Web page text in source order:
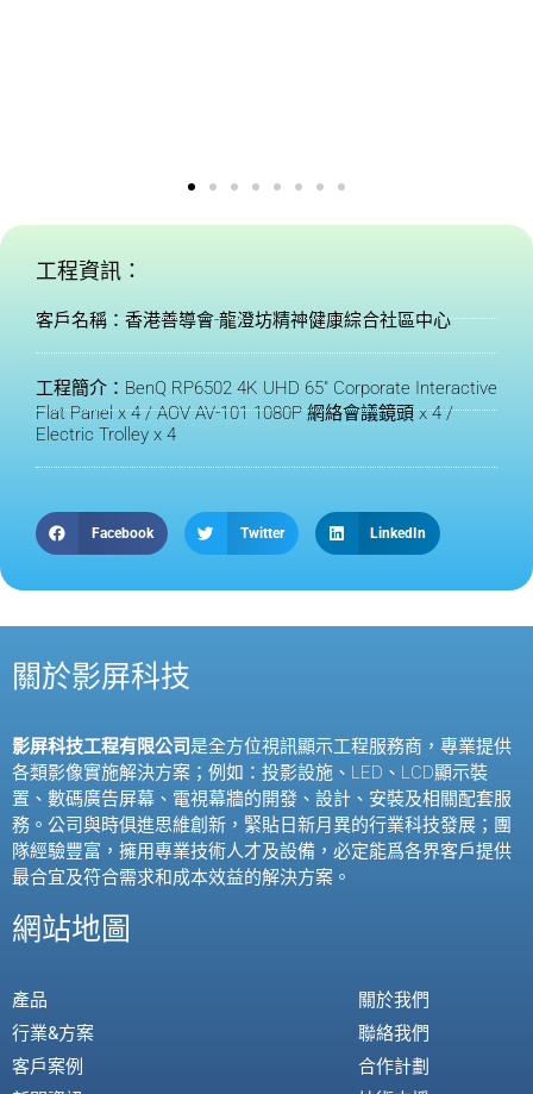
工程資訊：
客戶名稱：香港善導會-龍澄坊精神健康綜合社區中心
工程簡介：BenQ RP6502 4K UHD 65" Corporate Interactive
Flat Panel x 4 / AOV AV-101 1080P 網絡會議鏡頭 x 4 /
Electric Trolley x 4
Facebook Twitter LinkedIn
關於影屏科技
影屏科技工程有限公司是全方位視訊顯示工程服務商，專業提供
各類影像實施解決方案；例如：投影設施、 LED 、 LCD顯示裝
置、數碼廣告屏幕、電視幕牆的開發、設計、安裝及相關配套服
務。公司與時俱進思維創新，緊貼日新月異的行業科技發展；團
隊經驗豐富，擁用專業技術人才及設備，必定能爲各界客戶提供
最合宜及符合需求和成本效益的解決方案。
網站地圖
產品
行業&方案
客戶案例
關於我們
聯絡我們
合作計劃